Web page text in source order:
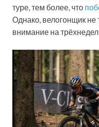
туре, тем более, что
Однако, велогонщик не
внимание на